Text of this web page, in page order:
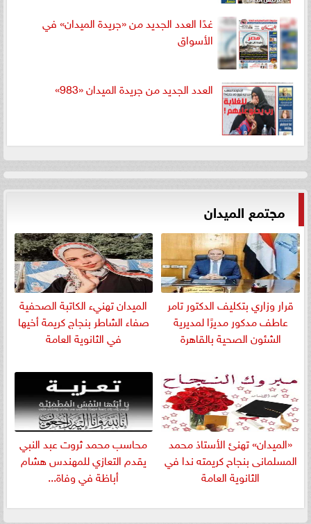
غدًا العدد الجديد من «جريدة الميدان» في
الأسواق
العدد الجديد من جريدة الميدان «983»
مجتمع الميدان
قرار وزاري بتكليف الدكتور تامر
عاطف مدكور مديرًا لمديرية
الشئون الصحية بالقاهرة
الميدان تهنيء الكاتبة الصحفية
صفاء الشاطر بنجاج كريمة أخيها
في الثانوية العامة
«الميدان» تهنئ الأستاذ محمد
المسلمانى بنجاح كريمته ندا في
الثانوية العامة
​محاسب محمد ثروت عبد النبي
يقدم التعازي للمهندس هشام
أباظة في وفاة...